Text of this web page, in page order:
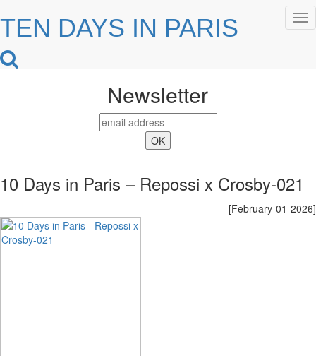
TEN DAYS IN PARIS
Newsletter
10 Days in Paris – Repossi x Crosby-021
[February-01-2026]